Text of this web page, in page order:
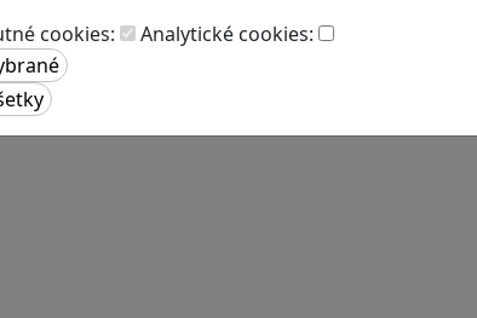
cookies:
Analytické cookies: